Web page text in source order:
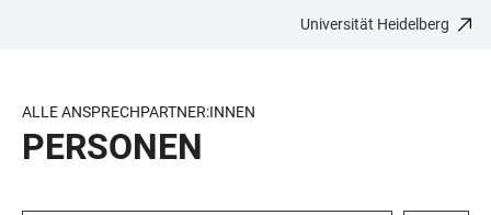
BARRIEREFREIHEIT
Universität Heidelberg
ALLE ANSPRECHPARTNER:INNEN
PERSONEN